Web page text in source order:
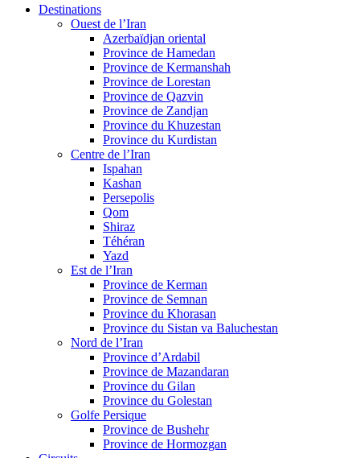
Destinations
Ouest de l’Iran
Azerbaïdjan oriental
Province de Hamedan
Province de Kermanshah
Province de Lorestan
Province de Qazvin
Province de Zandjan
Province du Khuzestan
Province du Kurdistan
Centre de l’Iran
Ispahan
Kashan
Persepolis
Qom
Shiraz
Téhéran
Yazd
Est de l’Iran
Province de Kerman
Province de Semnan
Province du Khorasan
Province du Sistan va Baluchestan
Nord de l’Iran
Province d’Ardabil
Province de Mazandaran
Province du Gilan
Province du Golestan
Golfe Persique
Province de Bushehr
Province de Hormozgan